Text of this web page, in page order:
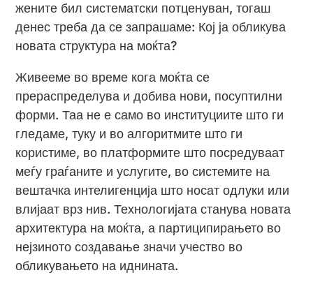
жените бил систематски потценуван, тогаш
денес треба да се запрашаме: Кој ја обликува
новата структура на моќта?
Живееме во време кога моќта се
прераспределува и добива нови, посуптилни
форми. Таа не е само во институциите што ги
гледаме, туку и во алгоритмите што ги
користиме, во платформите што посредуваат
меѓу граѓаните и услугите, во системите на
вештачка интелигенција што носат одлуки или
влијаат врз нив. Технологијата станува новата
архитектура на моќта, а партиципирањето во
нејзиното создавање значи учество во
обликувањето на иднината.